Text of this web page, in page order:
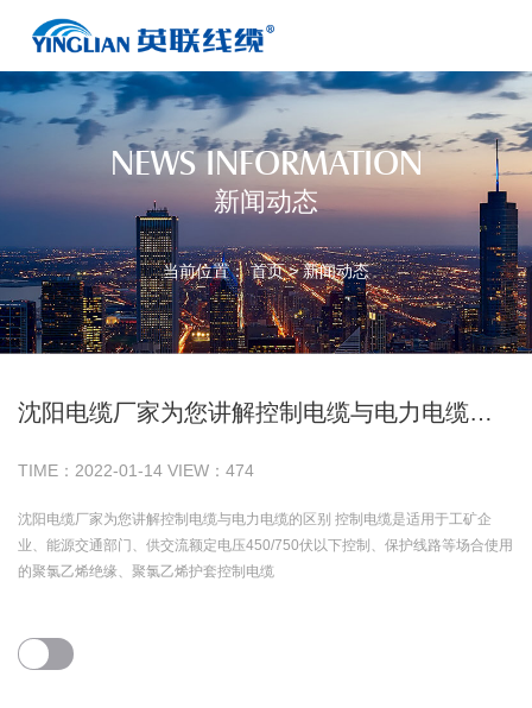
NEWS INFORMATION
新闻动态
当前位置：首页>新闻动态
沈阳电缆厂家为您讲解控制电缆与电力电缆的区别
TIME： 2022-01-14 VIEW： 474
沈阳电缆厂家为您讲解控制电缆与电力电缆的区别 控制电缆是适用于工矿企
业、能源交通部门、供交流额定电压450/750伏以下控制、保护线路等场合使用
的聚氯乙烯绝缘、聚氯乙烯护套控制电缆